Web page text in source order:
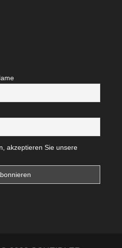
akzeptieren Sie unsere